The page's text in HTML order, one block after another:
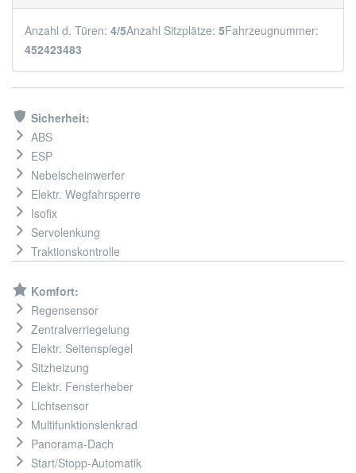
Anzahl d. Türen: 4/5Anzahl Sitzplätze: 5Fahrzeugnummer:
452423483
Sicherheit:
ABS
ESP
Nebelscheinwerfer
Elektr. Wegfahrsperre
Isofix
Servolenkung
Traktionskontrolle
Komfort:
Regensensor
Zentralverriegelung
Elektr. Seitenspiegel
Sitzheizung
Elektr. Fensterheber
Lichtsensor
Multifunktionslenkrad
Panorama-Dach
Start/Stopp-Automatik